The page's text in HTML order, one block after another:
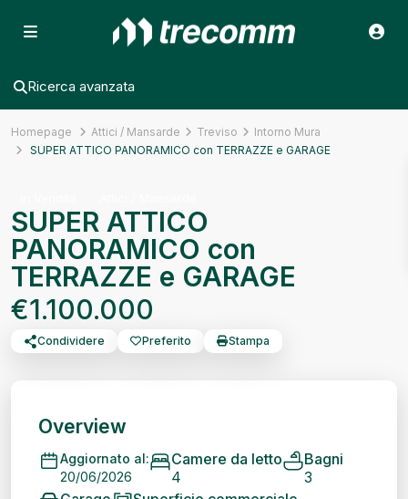
Ricerca avanzata
Homepage Attici / Mansarde Treviso
Intorno Mura
SUPER ATTICO PANORAMICO con TERRAZZE e GARAGE
SUPER ATTICO
PANORAMICO con
TERRAZZE e GARAGE
€1.100.000
Condividere Preferito Stampa
Overview
Aggiornato al:
20/06/2026
Camere da letto
4
Bagni
3